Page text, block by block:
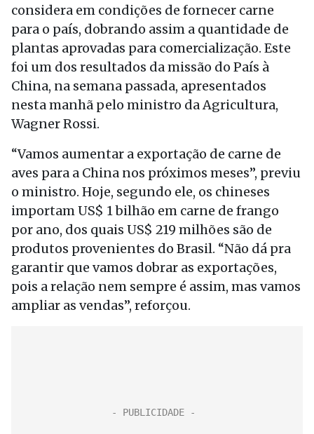
considera em condições de fornecer carne
para o país, dobrando assim a quantidade de
plantas aprovadas para comercialização. Este
foi um dos resultados da missão do País à
China, na semana passada, apresentados
nesta manhã pelo ministro da Agricultura,
Wagner Rossi.
“Vamos aumentar a exportação de carne de
aves para a China nos próximos meses”, previu
o ministro. Hoje, segundo ele, os chineses
importam US$ 1 bilhão em carne de frango
por ano, dos quais US$ 219 milhões são de
produtos provenientes do Brasil. “Não dá pra
garantir que vamos dobrar as exportações,
pois a relação nem sempre é assim, mas vamos
ampliar as vendas”, reforçou.